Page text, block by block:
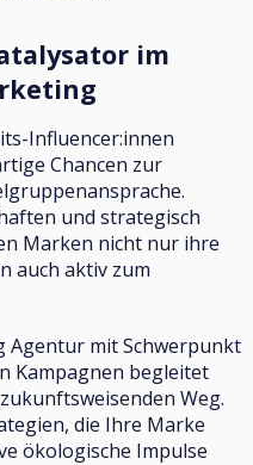
im
Influencer:innen
Chancen zur
und strategisch
Marken nicht nur ihre
auch aktiv zum
Agentur mit Schwerpunkt
Kampagnen begleitet
Weg.
die Ihre Marke
ökologische Impulse